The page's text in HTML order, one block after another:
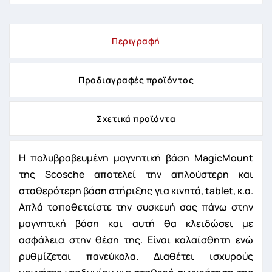
Περιγραφή
Προδιαγραφές προϊόντος
Σχετικά προϊόντα
Η πολυβραβευμένη μαγνητική βάση MagicMount
της Scosche αποτελεί την απλούστερη και
σταθερότερη βάση στήριξης για κινητά, tablet, κ.α.
Απλά τοποθετείστε την συσκευή σας πάνω στην
μαγνητική βάση και αυτή θα κλειδώσει με
ασφάλεια στην θέση της. Είναι καλαίσθητη ενώ
ρυθμίζεται πανεύκολα. Διαθέτει ισχυρούς